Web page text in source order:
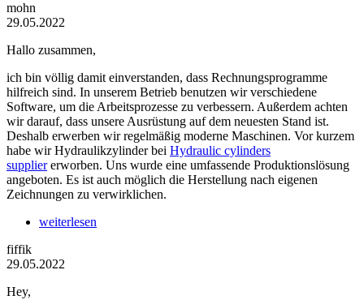
mohn
29.05.2022
Hallo zusammen,
ich bin völlig damit einverstanden, dass Rechnungsprogramme
hilfreich sind. In unserem Betrieb benutzen wir verschiedene
Software, um die Arbeitsprozesse zu verbessern. Außerdem achten
wir darauf, dass unsere Ausrüstung auf dem neuesten Stand ist.
Deshalb erwerben wir regelmäßig moderne Maschinen. Vor kurzem
habe wir Hydraulikzylinder bei Hydraulic cylinders
suppliererworben. Uns wurde eine umfassende Produktionslösung
angeboten. Es ist auch möglich die Herstellung nach eigenen
Zeichnungen zu verwirklichen.
weiterlesen
fiffik
29.05.2022
Hey,